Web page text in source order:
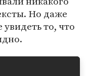
Но даже
увидеть то, что